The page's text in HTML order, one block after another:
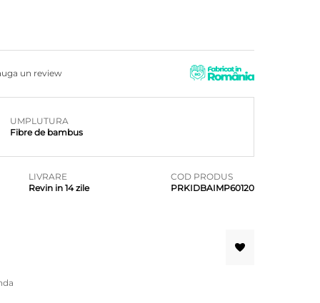
un review
UMPLUTURA
Fibre de bambus
LIVRARE
Revin in 14 zile
COD PRODUS
PRKIDBAIMP60120